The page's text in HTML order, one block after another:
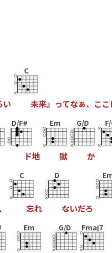
い
C
未来』 ってなぁ、 こ こ
D/F#
ド地
Em
獄
G/D
か
C
忘れ
D
ないだろ
Em G/D Fmaj7